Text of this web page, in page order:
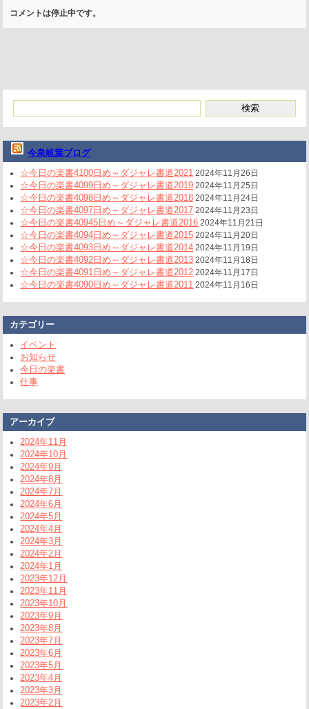
コメントは停止中です。
今泉岐葉ブログ
☆今日の楽書4100日め～ダジャレ書道2021 2024年11月26日
☆今日の楽書4099日め～ダジャレ書道2019 2024年11月25日
☆今日の楽書4098日め～ダジャレ書道2018 2024年11月24日
☆今日の楽書4097日め～ダジャレ書道2017 2024年11月23日
☆今日の楽書40945日め～ダジャレ書道2016 2024年11月21日
☆今日の楽書4094日め～ダジャレ書道2015 2024年11月20日
☆今日の楽書4093日め～ダジャレ書道2014 2024年11月19日
☆今日の楽書4092日め～ダジャレ書道2013 2024年11月18日
☆今日の楽書4091日め～ダジャレ書道2012 2024年11月17日
☆今日の楽書4090日め～ダジャレ書道2011 2024年11月16日
カテゴリー
イベント
お知らせ
今日の楽書
仕事
アーカイブ
2024年11月
2024年10月
2024年9月
2024年8月
2024年7月
2024年6月
2024年5月
2024年4月
2024年3月
2024年2月
2024年1月
2023年12月
2023年11月
2023年10月
2023年9月
2023年8月
2023年7月
2023年6月
2023年5月
2023年4月
2023年3月
2023年2月